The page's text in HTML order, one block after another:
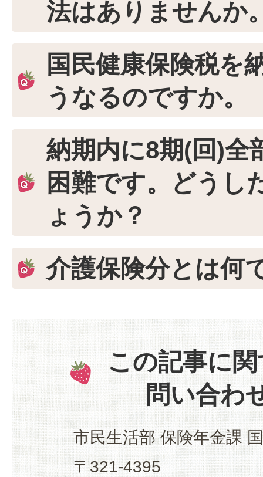
法はありませんか
国民健康保険税を
うなるのですか。
納期内に8期(回)全
困難です。どうし
ょうか？
介護保険分とは何
この記事に
問い合わ
市民生活部 保険年金課
〒321-4395